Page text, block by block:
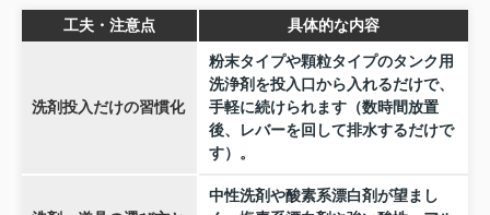
工夫・注意点 具体的な内容
洗剤投入だけの習慣化
粉末タイプや顆粒タイプのタンク用
洗浄剤を投入口から入れるだけで、
手軽に続けられます（数時間放置
後、レバーを回して排水するだけで
す）。
中性洗剤や酸素系漂白剤が望まし